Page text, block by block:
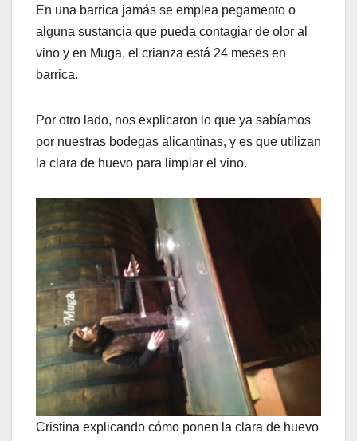
En una barrica jamás se emplea pegamento o
alguna sustancia que pueda contagiar de olor al
vino y en Muga, el crianza está 24 meses en
barrica.
Por otro lado, nos explicaron lo que ya sabíamos
por nuestras bodegas alicantinas, y es que utilizan
la clara de huevo para limpiar el vino.
Cristina explicando cómo ponen la clara de huevo